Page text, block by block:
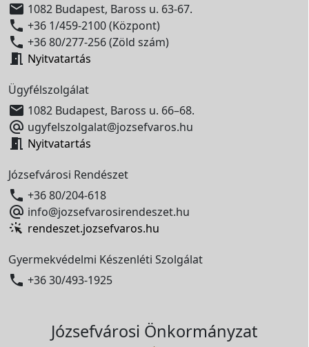
 1082 Budapest, Baross u. 63-67.
 +36 1/459-2100 (Központ)
 +36 80/277-256 (Zöld szám)
 Nyitvatartás
Ügyfélszolgálat
 1082 Budapest, Baross u. 66–68.
 ugyfelszolgalat@jozsefvaros.hu
 Nyitvatartás
Józsefvárosi Rendészet
 +36 80/204-618
 info@jozsefvarosirendeszet.hu
rendeszet.jozsefvaros.hu
Gyermekvédelmi Készenléti Szolgálat
 +36 30/493-1925
Józsefvárosi Önkormányzat